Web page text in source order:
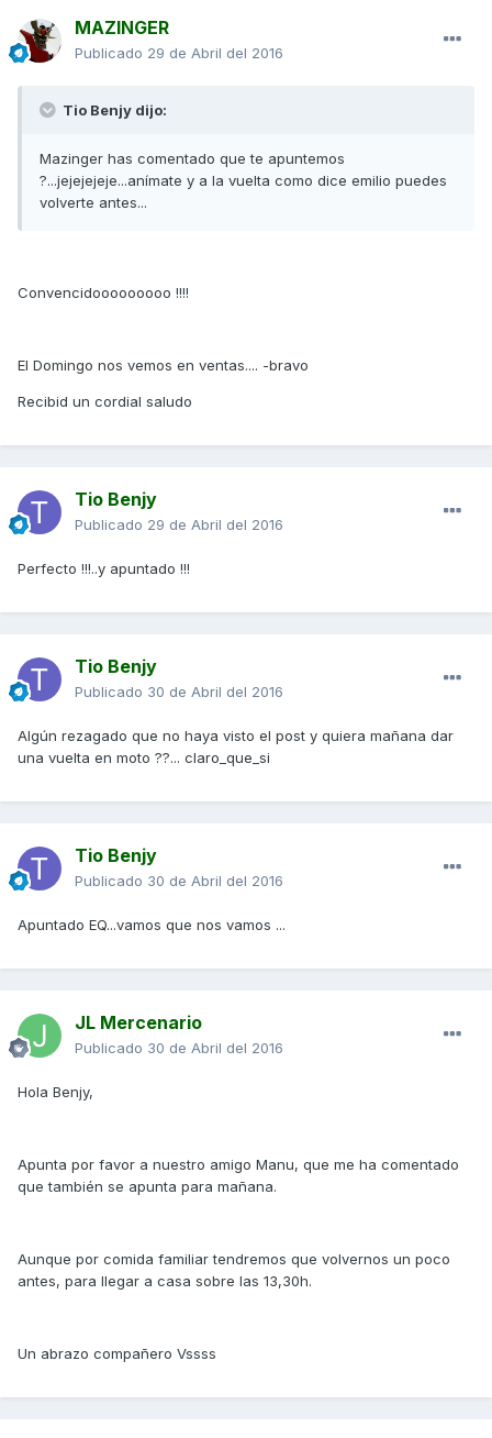
MAZINGER
Publicado 29 de Abril del 2016
Tio Benjy dijo:
Mazinger has comentado que te apuntemos
?...jejejejeje...anímate y a la vuelta como dice emilio puedes
volverte antes...
Convencidooooooooo !!!!
El Domingo nos vemos en ventas.... -bravo
Recibid un cordial saludo
Tio Benjy
Publicado 29 de Abril del 2016
Perfecto !!!..y apuntado !!!
Tio Benjy
Publicado 30 de Abril del 2016
Algún rezagado que no haya visto el post y quiera mañana dar
una vuelta en moto ??... claro_que_si
Tio Benjy
Publicado 30 de Abril del 2016
Apuntado EQ...vamos que nos vamos ...
JL Mercenario
Publicado 30 de Abril del 2016
Hola Benjy,
Apunta por favor a nuestro amigo Manu, que me ha comentado
que también se apunta para mañana.
Aunque por comida familiar tendremos que volvernos un poco
antes, para llegar a casa sobre las 13,30h.
Un abrazo compañero Vssss